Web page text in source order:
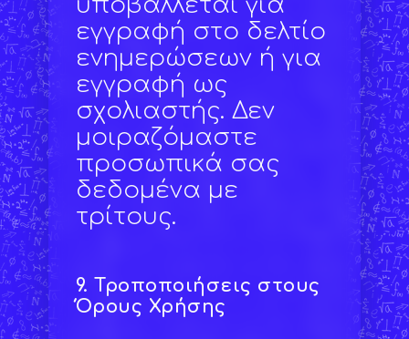
εγγραφή στο δελτίο
ενημερώσεων ή για
εγγραφή ως
σχολιαστής. Δεν
μοιραζόμαστε
προσωπικά σας
δεδομένα με
τρίτους.
9.Τροποποιήσεις στους
Όρους Χρήσης